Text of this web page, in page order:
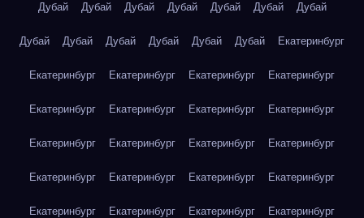
Дубай Дубай Дубай Дубай Дубай Дубай Дубай
Дубай Дубай Дубай Дубай Дубай Дубай Екатеринбург
Екатеринбург Екатеринбург Екатеринбург Екатеринбург
Екатеринбург Екатеринбург Екатеринбург Екатеринбург
Екатеринбург Екатеринбург Екатеринбург Екатеринбург
Екатеринбург Екатеринбург Екатеринбург Екатеринбург
Екатеринбург Екатеринбург Екатеринбург Екатеринбург